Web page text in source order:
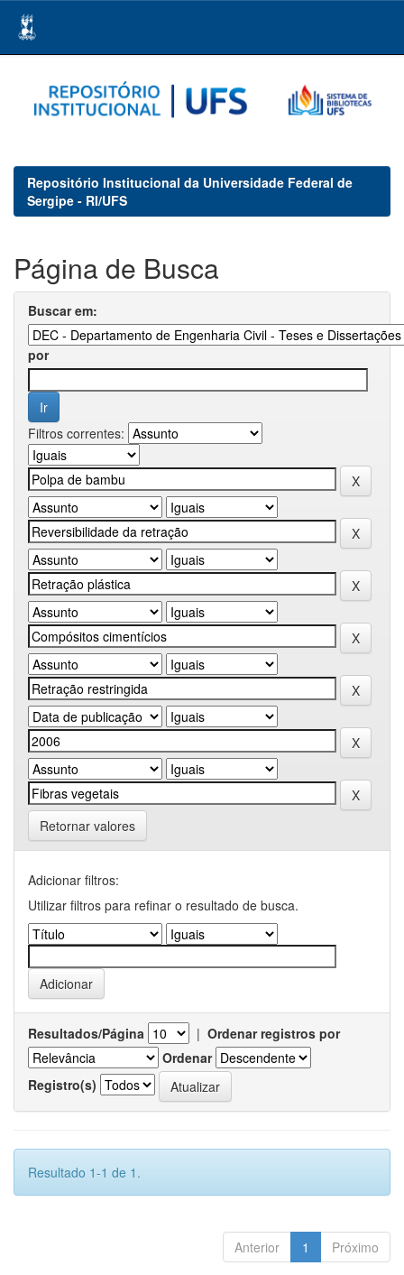
navigation
Repositório Institucional da Universidade Federal de
Sergipe - RI/UFS
Página de Busca
Buscar em:
por
Filtros correntes:
Retornar valores
Adicionar filtros:
Utilizar filtros para refinar o resultado de busca.
Resultados/Página | Ordenar registros por
Ordenar
Registro(s)
Resultado 1-1 de 1.
Anterior 1 Próximo